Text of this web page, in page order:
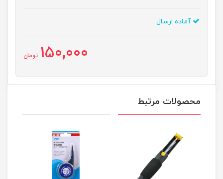
آماده ارسال
150,000 تومان
محصولات مرتبط